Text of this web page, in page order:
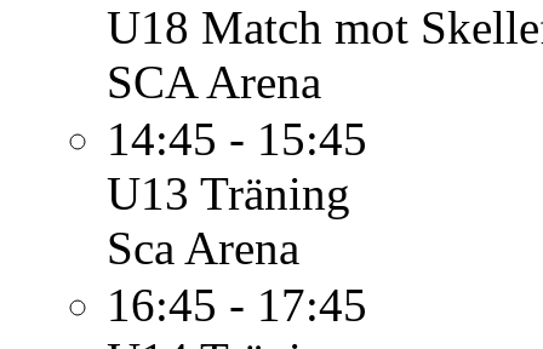
U18 Match mot
SCA Arena
14:45 - 15:45
U13 Träning
Sca Arena
16:45 - 17:45